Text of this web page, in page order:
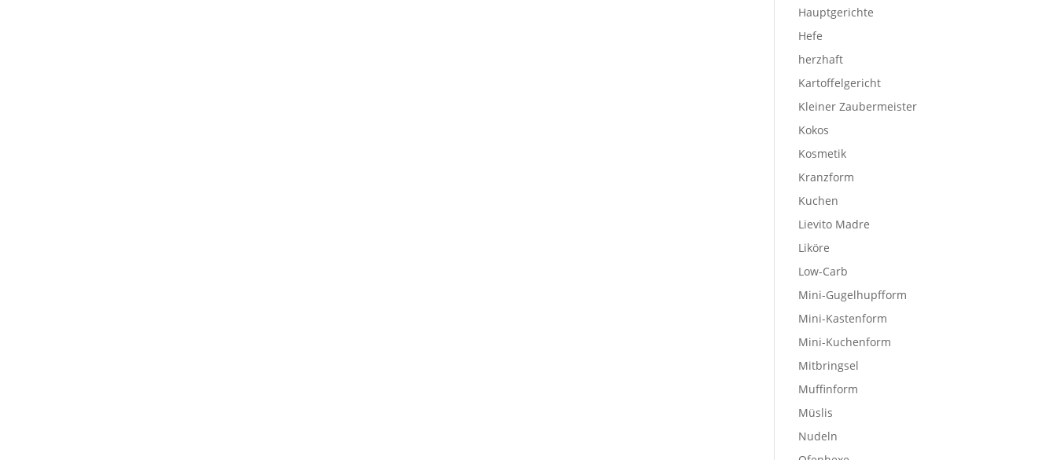
Hauptgerichte
Hefe
herzhaft
Kartoffelgericht
Kleiner Zaubermeister
Kokos
Kosmetik
Kranzform
Kuchen
Lievito Madre
Liköre
Low-Carb
Mini-Gugelhupfform
Mini-Kastenform
Mini-Kuchenform
Mitbringsel
Muffinform
Müslis
Nudeln